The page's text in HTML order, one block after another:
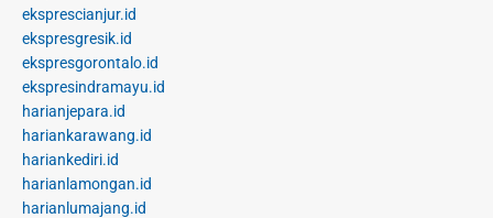
eksprescianjur.id
ekspresgresik.id
ekspresgorontalo.id
ekspresindramayu.id
harianjepara.id
hariankarawang.id
hariankediri.id
harianlamongan.id
harianlumajang.id